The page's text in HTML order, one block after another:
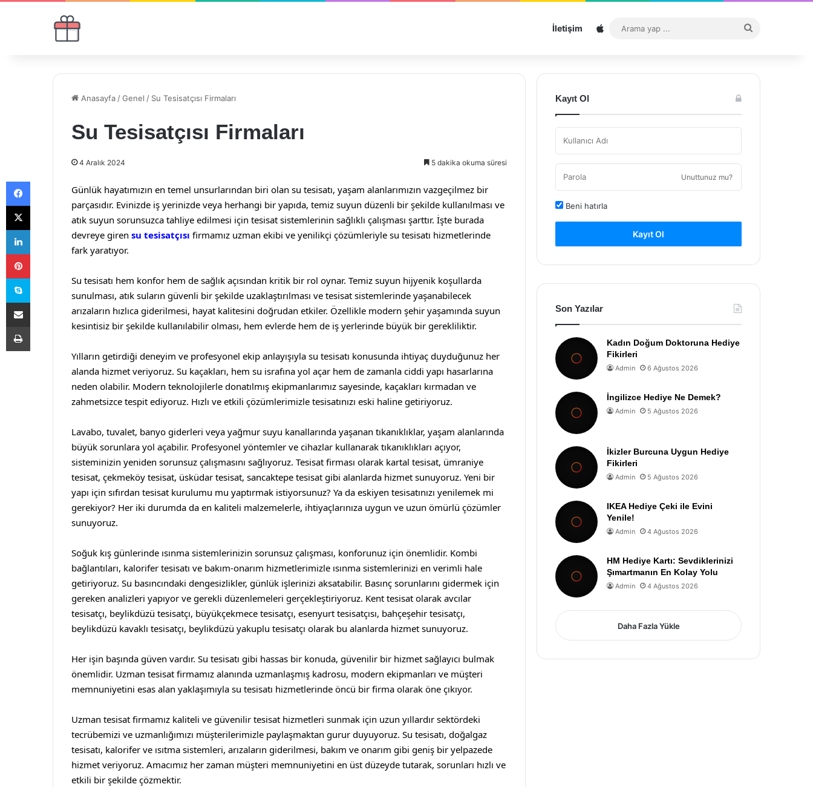
İletişim Sitemap
...
Anasayfa /Genel / Su Tesisatçısı Firmaları
Su Tesisatçısı Firmaları
4 Aralık 2024 5 dakika okuma süresi
Günlük hayatımızın en temel unsurlarından biri olan su tesisatı, yaşam alanlarımızın vazgeçilmez bir
parçasıdır. Evinizde iş yerinizde veya herhangi bir yapıda, temiz suyun düzenli bir şekilde kullanılması ve
atık suyun sorunsuzca tahliye edilmesi için tesisat sistemlerinin sağlıklı çalışması şarttır. İşte burada
devreye giren su tesisatçısı firmamız uzman ekibi ve yenilikçi çözümleriyle su tesisatı hizmetlerinde
fark yaratıyor.
Su tesisatı hem konfor hem de sağlık açısından kritik bir rol oynar. Temiz suyun hijyenik koşullarda
sunulması, atık suların güvenli bir şekilde uzaklaştırılması ve tesisat sistemlerinde yaşanabilecek
arızaların hızlıca giderilmesi, hayat kalitesini doğrudan etkiler. Özellikle modern şehir yaşamında suyun
kesintisiz bir şekilde kullanılabilir olması, hem evlerde hem de iş yerlerinde büyük bir gerekliliktir.
Yılların getirdiği deneyim ve profesyonel ekip anlayışıyla su tesisatı konusunda ihtiyaç duyduğunuz her
alanda hizmet veriyoruz. Su kaçakları, hem su israfına yol açar hem de zamanla ciddi yapı hasarlarına
neden olabilir. Modern teknolojilerle donatılmış ekipmanlarımız sayesinde, kaçakları kırmadan ve
zahmetsizce tespit ediyoruz. Hızlı ve etkili çözümlerimizle tesisatınızı eski haline getiriyoruz.
Lavabo, tuvalet, banyo giderleri veya yağmur suyu kanallarında yaşanan tıkanıklıklar, yaşam alanlarında
büyük sorunlara yol açabilir. Profesyonel yöntemler ve cihazlar kullanarak tıkanıklıkları açıyor,
sisteminizin yeniden sorunsuz çalışmasını sağlıyoruz. Tesisat firması olarak kartal tesisat, ümraniye
tesisat, çekmeköy tesisat, üsküdar tesisat, sancaktepe tesisat gibi alanlarda hizmet sunuyoruz. Yeni bir
yapı için sıfırdan tesisat kurulumu mu yaptırmak istiyorsunuz? Ya da eskiyen tesisatınızı yenilemek mi
gerekiyor? Her iki durumda da en kaliteli malzemelerle, ihtiyaçlarınıza uygun ve uzun ömürlü çözümler
sunuyoruz.
Soğuk kış günlerinde ısınma sistemlerinizin sorunsuz çalışması, konforunuz için önemlidir. Kombi
bağlantıları, kalorifer tesisatı ve bakım-onarım hizmetlerimizle ısınma sistemlerinizi en verimli hale
getiriyoruz. Su basıncındaki dengesizlikler, günlük işlerinizi aksatabilir. Basınç sorunlarını gidermek için
gereken analizleri yapıyor ve gerekli düzenlemeleri gerçekleştiriyoruz. Kent tesisat olarak avcılar
tesisatçı, beylikdüzü tesisatçı, büyükçekmece tesisatçı, esenyurt tesisatçısı, bahçeşehir tesisatçı,
beylikdüzü kavaklı tesisatçı, beylikdüzü yakuplu tesisatçı olarak bu alanlarda hizmet sunuyoruz.
Her işin başında güven vardır. Su tesisatı gibi hassas bir konuda, güvenilir bir hizmet sağlayıcı bulmak
önemlidir. Uzman tesisat firmamız alanında uzmanlaşmış kadrosu, modern ekipmanları ve müşteri
memnuniyetini esas alan yaklaşımıyla su tesisatı hizmetlerinde öncü bir firma olarak öne çıkıyor.
Uzman tesisat firmamız kaliteli ve güvenilir tesisat hizmetleri sunmak için uzun yıllardır sektördeki
tecrübemizi ve uzmanlığımızı müşterilerimizle paylaşmaktan gurur duyuyoruz. Su tesisatı, doğalgaz
tesisatı, kalorifer ve ısıtma sistemleri, arızaların giderilmesi, bakım ve onarım gibi geniş bir yelpazede
hizmet veriyoruz. Amacımız her zaman müşteri memnuniyetini en üst düzeyde tutarak, sorunları hızlı ve
etkili bir şekilde çözmektir.
Kayıt Ol
Unuttunuz mu?
Beni hatırla
Kayıt Ol
Son Yazılar
Kadın Doğum Doktoruna Hediye
Fikirleri
Admin 6 Ağustos 2026
İngilizce Hediye Ne Demek?
Admin 5 Ağustos 2026
İkizler Burcuna Uygun Hediye
Fikirleri
Admin 5 Ağustos 2026
IKEA Hediye Çeki ile Evini
Yenile!
Admin 4 Ağustos 2026
HM Hediye Kartı: Sevdiklerinizi
Şımartmanın En Kolay Yolu
Admin 4 Ağustos 2026
Daha Fazla Yükle
Facebook
X
LinkedIn
Pinterest
Skype
E-Posta ile paylaş